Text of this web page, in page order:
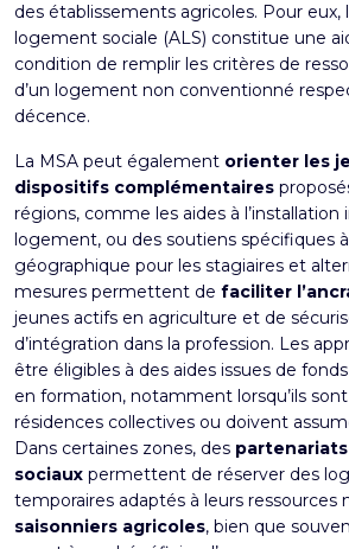
des établissements agricoles. Pour eux,
logement sociale (ALS) constitue une
condition de remplir les critères de
d’un logement non conventionné
décence.
La MSA peut également orienter les
dispositifs complémentaires
régions, comme les aides à
logement, ou des soutiens spécifiques
géographique pour les stagiaires et
mesures permettent de faciliter
jeunes actifs en agriculture et de
d’intégration dans la profession. Les
être éligibles à des aides issues de
en formation, notamment lorsqu’ils
résidences collectives ou doivent
Dans certaines zones, des partenariats
sociaux permettent de réserver des
temporaires adaptés à leurs ressources
saisonniers agricoles, bien que